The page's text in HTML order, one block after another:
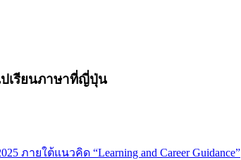
เรียนภาษาที่ญี่ปุ่น
ภายใต้แนวคิด “Learning and Career Guidance”